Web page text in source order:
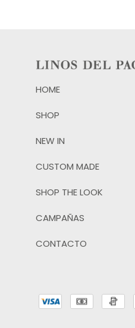
HOME
SHOP
NEW IN
CUSTOM MADE
SHOP THE LOOK
CAMPAÑAS
CONTACTO